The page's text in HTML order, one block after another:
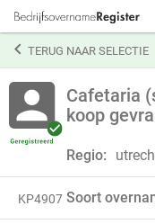
TERUG NAAR SELECTIE
Cafetaria
koop
Regio:
KP4907 Soort